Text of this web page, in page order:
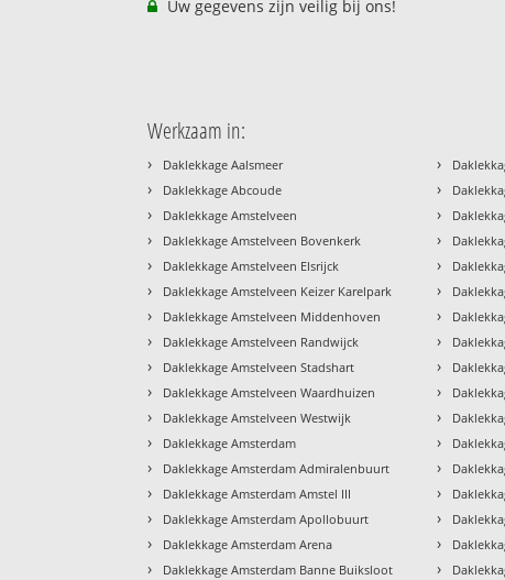
Uw gegevens zijn veilig bij ons!
Werkzaam in:
› Daklekkage Aalsmeer
› Daklekkage Abcoude
› Daklekkage Amstelveen
› Daklekkage Amstelveen Bovenkerk
› Daklekkage Amstelveen Elsrijck
› Daklekkage Amstelveen Keizer Karelpark
› Daklekkage Amstelveen Middenhoven
› Daklekkage Amstelveen Randwijck
› Daklekkage Amstelveen Stadshart
› Daklekkage Amstelveen Waardhuizen
› Daklekkage Amstelveen Westwijk
› Daklekkage Amsterdam
› Daklekkage Amsterdam Admiralenbuurt
› Daklekkage Amsterdam Amstel III
› Daklekkage Amsterdam Apollobuurt
› Daklekkage Amsterdam Arena
› Daklekkage Amsterdam Banne Buiksloot
›
›
›
›
›
›
›
›
›
›
›
›
›
›
›
›
›